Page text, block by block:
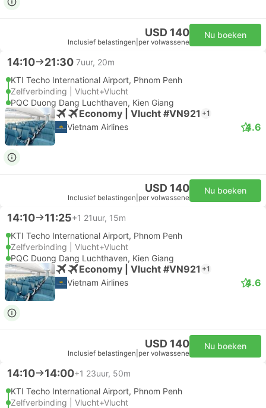
USD 140
Inclusief belastingen per volwassene
Nu boeken
14:10 21:30 7uur, 20m
KTI Techo International Airport, Phnom Penh
Zelfverbinding | Vlucht+Vlucht
PQC Duong Dang Luchthaven, Kien Giang
Economy | Vlucht #VN921 +1
Vietnam Airlines 4.6
USD 140
Inclusief belastingen per volwassene
Nu boeken
14:10 11:25+1 21uur, 15m
KTI Techo International Airport, Phnom Penh
Zelfverbinding | Vlucht+Vlucht
PQC Duong Dang Luchthaven, Kien Giang
Economy | Vlucht #VN921 +1
Vietnam Airlines 4.6
USD 140
Inclusief belastingen per volwassene
Nu boeken
14:10 14:00+1 23uur, 50m
KTI Techo International Airport, Phnom Penh
Zelfverbinding | Vlucht+Vlucht